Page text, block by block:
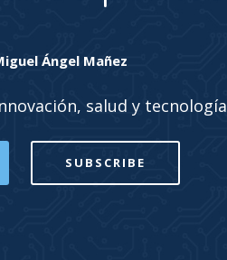
Ángel Mañez
salud y tecnología
SUBSCRIBE